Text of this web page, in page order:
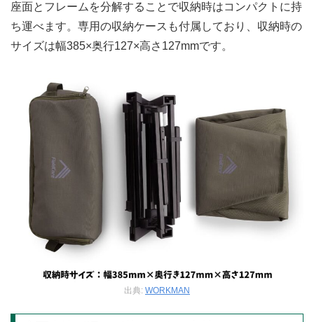
座面とフレームを分解することで収納時はコンパクトに持
ち運べます。専用の収納ケースも付属しており、収納時の
サイズは幅385×奥行127×高さ127mmです。
出典: WORKMAN